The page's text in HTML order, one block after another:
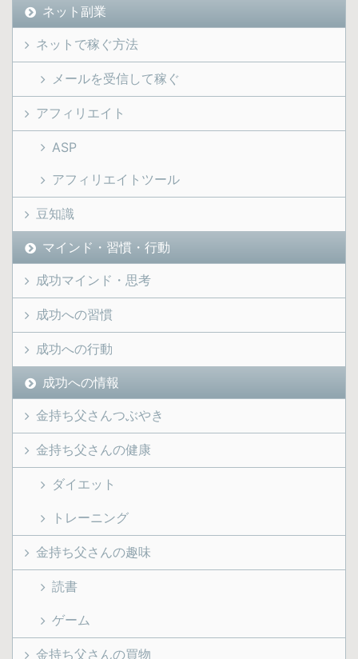
ネット副業
ネットで稼ぐ方法
メールを受信して稼ぐ
アフィリエイト
ASP
アフィリエイトツール
豆知識
マインド・習慣・行動
成功マインド・思考
成功への習慣
成功への行動
成功への情報
金持ち父さんつぶやき
金持ち父さんの健康
ダイエット
トレーニング
金持ち父さんの趣味
読書
ゲーム
金持ち父さんの買物